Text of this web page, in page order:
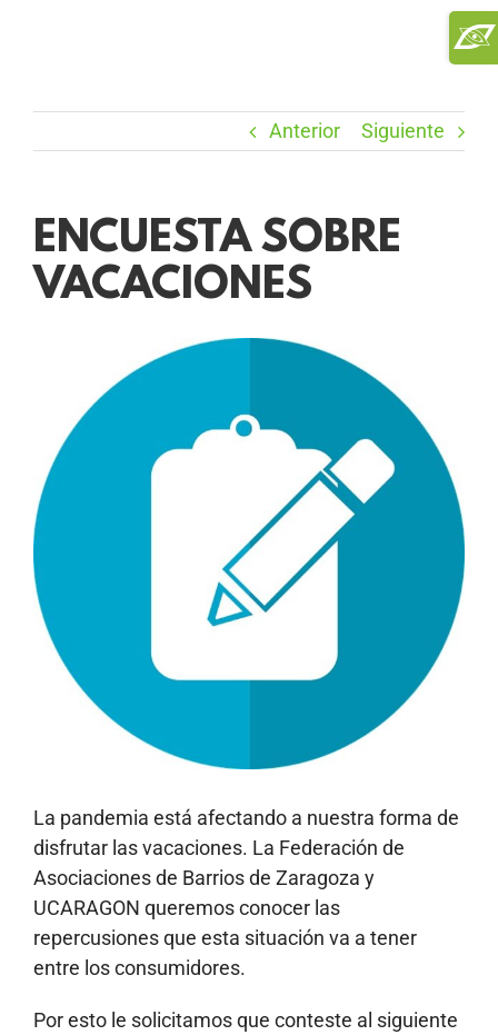
Anterior Siguiente
ENCUESTA SOBRE
VACACIONES
grande
La pandemia está afectando a nuestra forma de
disfrutar las vacaciones. La Federación de
Asociaciones de Barrios de Zaragoza y
UCARAGON queremos conocer las
repercusiones que esta situación va a tener
entre los consumidores.
Por esto le solicitamos que conteste al siguiente
Area